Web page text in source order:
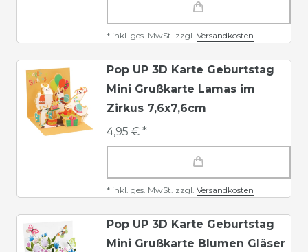
* inkl. ges. MwSt. zzgl. Versandkosten
Pop UP 3D Karte Geburtstag
Mini Grußkarte Lamas im
Zirkus 7,6x7,6cm
4,95 € *
* inkl. ges. MwSt. zzgl. Versandkosten
Pop UP 3D Karte Geburtstag
Mini Grußkarte Blumen Gläser